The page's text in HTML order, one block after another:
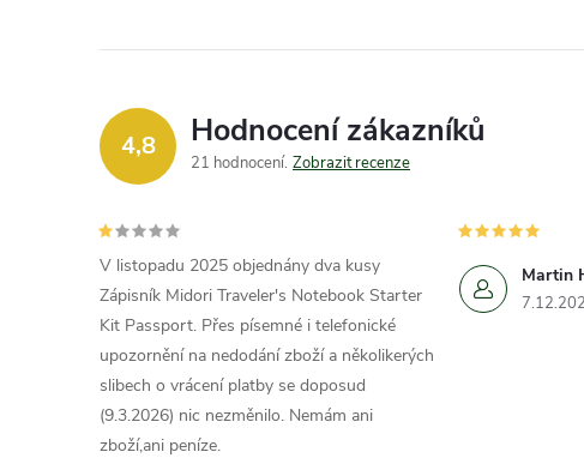
4,8 Hodnocení zákazníků
21 hodnocení Zobrazit recenze
V listopadu 2025 objednány dva kusy
Zápisník Midori Traveler's Notebook Starter
Kit Passport. Přes písemné i telefonické
upozornění na nedodání zboží a několikerých
slibech o vrácení platby se doposud
(9.3.2026) nic nezměnilo. Nemám ani
zboží,ani peníze.
Martin